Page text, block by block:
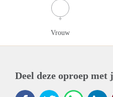
Vrouw
Deel deze oproep met